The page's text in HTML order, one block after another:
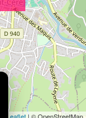
Leaflet | © OpenStreetMap